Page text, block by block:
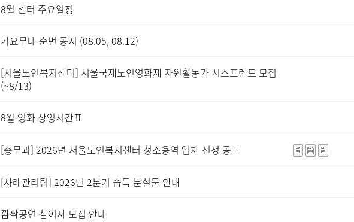
8월 센터 주요일정
가요무대 순번 공지 (08.05, 08.12)
[서울노인복지센터] 서울국제노인영화제 자원활동가 시스프렌드 모집
(~8/13)
8월 영화 상영시간표
[총무과] 2026년 서울노인복지센터 청소용역 업체 선정 공고
[사례관리팀] 2026년 2분기 습득 분실물 안내
깜짝공연 참여자 모집 안내